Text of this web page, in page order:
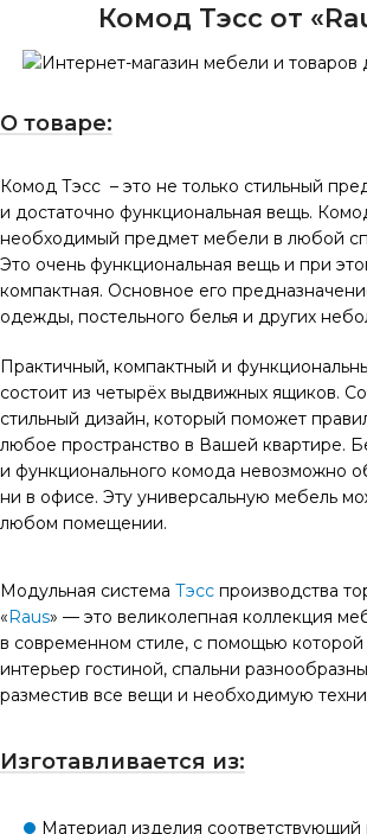
Комод Тэсс от
О товаре:
Комод Тэсс – это не только стильный
и достаточно функциональная вещь.
необходимый предмет мебели в любой
Это очень функциональная вещь и при
компактная. Основное его
одежды, постельного белья и других
Практичный, компактный и
состоит из четырёх выдвижных ящиков.
стильный дизайн, который поможет
любое пространство в Вашей квартире.
и функционального комода невозможно
ни в офисе. Эту универсальную мебель
любом помещении.
Модульная система Тэсс производства
« Raus» — это великолепная коллекция
в современном стиле, с помощью
интерьер гостиной, спальни
разместив все вещи и необходимую
Изготавливается из:
Материал изделия соответствующий